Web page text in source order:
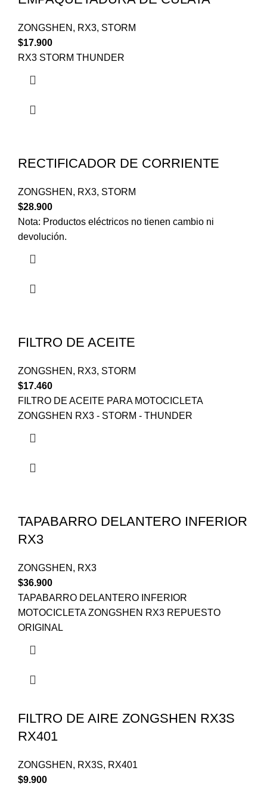
ZONGSHEN , RX3, STORM
$17.900
RX3 STORM THUNDER
RECTIFICADOR DE CORRIENTE
ZONGSHEN , RX3, STORM
$28.900
Nota: Productos eléctricos no tienen cambio ni
devolución.
FILTRO DE ACEITE
ZONGSHEN , RX3, STORM
$17.460
FILTRO DE ACEITE PARA MOTOCICLETA
ZONGSHEN RX3 - STORM - THUNDER
TAPABARRO DELANTERO INFERIOR
RX3
ZONGSHEN , RX3
$36.900
TAPABARRO DELANTERO INFERIOR
MOTOCICLETA ZONGSHEN RX3 REPUESTO
ORIGINAL
FILTRO DE AIRE ZONGSHEN RX3S
RX401
ZONGSHEN , RX3S, RX401
$9.900